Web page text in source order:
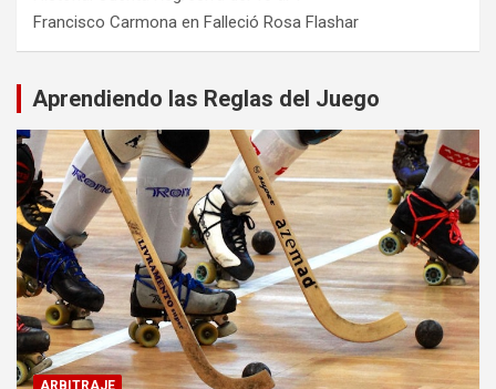
Francisco Carmona en Falleció Rosa Flashar
Aprendiendo las Reglas del Juego
ARBITRAJE